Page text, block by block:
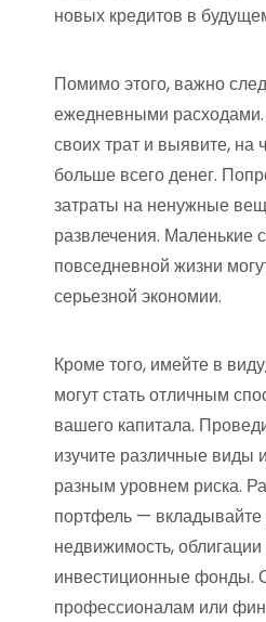
новых кредитов в
Помимо этого, важно
ежедневными
своих трат и выявите, на
больше всего денег.
затраты на ненужные
развлечения. Маленькие
повседневной жизни
серьезной экономии.
Кроме того, имейте в
могут стать отличным
вашего капитала.
изучите различные виды
разным уровнем риска.
портфель — вкладывайте
недвижимость,
инвестиционные фонды.
профессионалам или